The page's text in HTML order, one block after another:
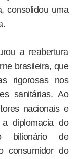
consolidou uma
a reabertura
brasileira, que
rigorosas nos
sanitárias. Ao
nacionais e
diplomacia do
bilionário de
consumidor do